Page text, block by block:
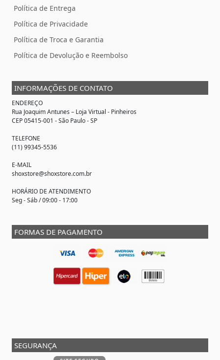
Política de Entrega
Política de Privacidade
Política de Troca e Garantia
Política de Devolução e Reembolso
INFORMAÇÕES DE CONTATO
ENDEREÇO
Rua Joaquim Antunes – Loja Virtual - Pinheiros
CEP 05415-001 - São Paulo - SP
TELEFONE
(11) 99345-5536
E-MAIL
shoxstore@shoxstore.com.br
HORÁRIO DE ATENDIMENTO
Seg - Sáb / 09:00 - 17:00
FORMAS DE PAGAMENTO
SEGURANÇA